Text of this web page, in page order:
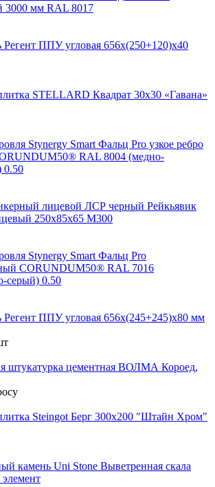
3000 мм RAL 8017
Регент ППУ угловая 656х(250+120)х40
STELLARD Квадрат 30х30 «Гавана»
Stynergy Smart Фальц Pro узкое ребро
RAL 8004 (медно-
0.50
лицевой ЛСР черный Рейкьявик
250х85х65 М300
Stynergy Smart Фальц Pro
CORUNDUM50® RAL 7016
серый) 0.50
Регент ППУ угловая 656х(245+245)х80 мм
штукатурка цементная ВОЛМА Короед,
Steingot Берг 300х200 "Штайн Хром"
камень Uni Stone Выветренная скала